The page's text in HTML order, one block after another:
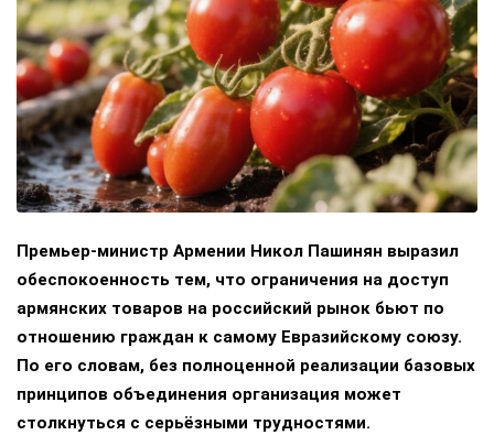
Премьер-министр Армении Никол Пашинян выразил
обеспокоенность тем, что ограничения на доступ
армянских товаров на российский рынок бьют по
отношению граждан к самому Евразийскому союзу.
По его словам, без полноценной реализации базовых
принципов объединения организация может
столкнуться с серьёзными трудностями.